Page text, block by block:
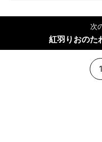
次
紅羽りおのた
1